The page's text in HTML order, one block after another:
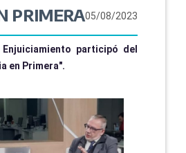
CULTURA
PRIMERA05/08/2023
participó del
en Primera".